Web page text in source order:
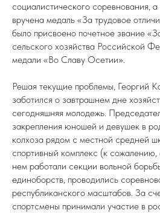
социалистического соревнования,
вручена медаль «За трудовое
было присвоено почетное звание
сельского хозяйства Российской
медали «Во Славу Осетии».
Решая текущие проблемы, Георгий
заботился о завтрашнем дне
сегодняшняя молодежь.
закрепления юношей и девушек в
колхоза рядом с местной средней
спортивный комплекс (к
нем работали секции вольной
единоборств, проводились
республиканского масштабов. За
спортсмены принимали участие в